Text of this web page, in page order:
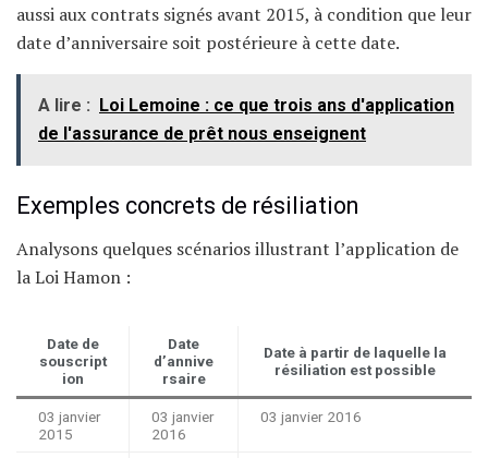
aussi aux contrats signés avant 2015, à condition que leur
date d’anniversaire soit postérieure à cette date.
A lire :
Loi Lemoine : ce que trois ans d'application
de l'assurance de prêt nous enseignent
Exemples concrets de résiliation
Analysons quelques scénarios illustrant l’application de
la Loi Hamon :
Date de
souscript
ion
Date
d’annive
rsaire
Date à partir de laquelle la
résiliation est possible
03 janvier
2015
03 janvier
2016
03 janvier 2016